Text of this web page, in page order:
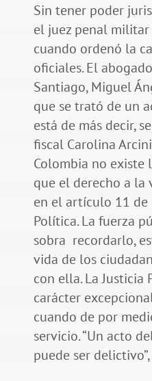
Sin tener poder
el juez penal
cuando ordenó la
oficiales. El
Santiago, Miguel
que se trató de un
está de más decir,
fiscal Carolina
Colombia no existe
que el derecho a la
en el artículo 11 de
Política. La fuerza
sobra recordarlo,
vida de los
con ella. La
carácter
cuando de por
servicio. “Un acto
puede ser